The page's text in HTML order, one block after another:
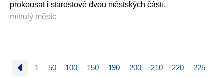
prokousat i starostové dvou městských částí.
minulý měsíc
1 50 100 150 190 200 210 220 225